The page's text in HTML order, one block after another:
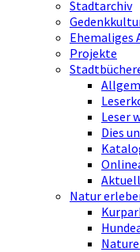
Stadtarchiv
Ehemaliges
Projekte
Leser
Dies
Natur